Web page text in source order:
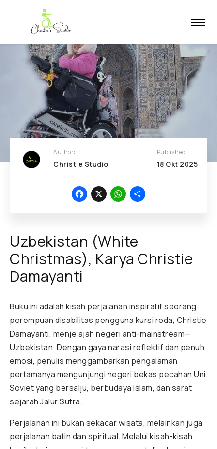
Author:
Christie Studio
Published:
18 Okt 2025
Facebook
X WhatsApp
Uzbekistan (White
Christmas), Karya Christie
Damayanti
Buku ini adalah kisah perjalanan inspiratif seorang
perempuan disabilitas pengguna kursi roda, Christie
Damayanti, menjelajah negeri anti-mainstream—
Uzbekistan. Dengan gaya narasi reflektif dan penuh
emosi, penulis menggambarkan pengalaman
pertamanya mengunjungi negeri bekas pecahan Uni
Soviet yang bersalju, berbudaya Islam, dan sarat
sejarah Jalur Sutra.
Perjalanan ini bukan sekadar wisata, melainkan juga
perjalanan batin dan spiritual. Melalui kisah-kisah